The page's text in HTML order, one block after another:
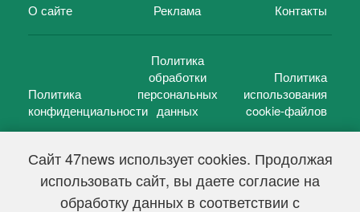
Сайт 47news использует cookies. Продолжая
использовать сайт, вы даете согласие на
обработку данных в соответствии с
О сайте Реклама Контакты
Политика
конфиденциальности
Политика
обработки
персональных
данных
Политика
использования
cookie-файлов
47 новостей (47 news)2005 — 2026 г.
Свидетельство о регистрации СМИ Эл № ФС 77-39848, выдано